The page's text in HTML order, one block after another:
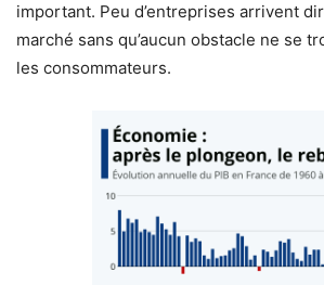
important. Peu d’entreprises arrivent
marché sans qu’aucun obstacle ne se
les consommateurs.